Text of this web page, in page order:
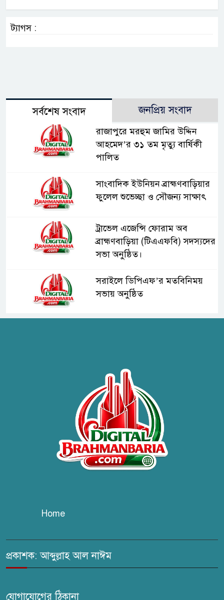
ট্যাগস :
সর্বশেষ সংবাদ জনপ্রিয় সংবাদ
রাজাপুরে মরহুম জামির উদ্দিন
আহমেদ’র ৩১ তম মৃত্যু বার্ষিকী
পালিত
সাংবাদিক ইউনিয়ন ব্রাহ্মণবাড়িয়ার
ফুলেল শুভেচ্ছা ও সৌজন্য সাক্ষাৎ
ট্রাভেল এজেন্সি ফোরাম অব
ব্রাহ্মণবাড়িয়া (টিএএফবি) সদস্যদের
সভা অনুষ্ঠিত।
সরাইলে ডিপিএফ’র মতবিনিময়
সভায় অনুষ্ঠিত
ব্রাহ্মণবাড়িয়ায় তরী বাংলাদেশের
উদ্যোগে বৃক্ষরোপণ ও গাছের চারা
বিতরণ।
কবি জয়দুল হোসেনের
‘পাখপাখালির মিলনমেলা’ গ্রন্থের
প্রকাশনা উৎসব
চুরির দায়ে সুলতানপুরের বোরহান
ঢেউ’র আহবায়ক সোহেল সদস্য
Home
প্রকাশক: আব্দুল্লাহ আল নাঈম
যোগাযোগের ঠিকানা